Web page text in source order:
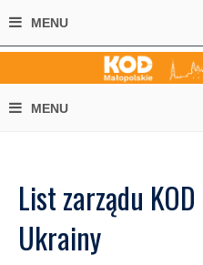
List zarządu
Ukrainy